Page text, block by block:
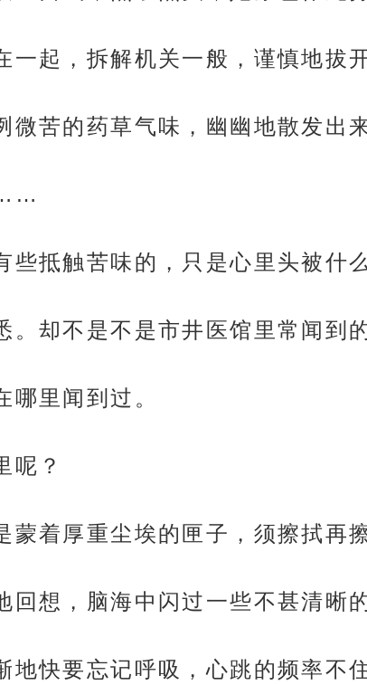
一起，拆解机关一般，谨慎地拔
微苦的药草气味，幽幽地散发出来
些抵触苦味的，只是心里头被什
。却不是不是市井医馆里常闻到
哪里闻到过。
呢？
蒙着厚重尘埃的匣子，须擦拭再
回想，脑海中闪过一些不甚清晰
地快要忘记呼吸，心跳的频率不